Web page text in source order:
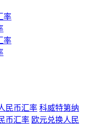
率
率
民币汇率 科威特第纳
币汇率 欧元兑换人民